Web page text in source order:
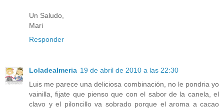
Un Saludo,
Mari
Responder
Loladealmeria 19 de abril de 2010 a las 22:30
Luis me parece una deliciosa combinación, no le pondria yo
vainilla, fijate que pienso que con el sabor de la canela, el
clavo y el piloncillo va sobrado porque el aroma a cacao